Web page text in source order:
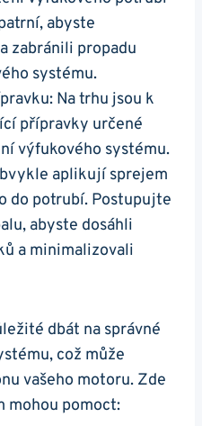
abyste
zabránili ⁢propadu
systému.
Na trhu ⁤jsou⁢ k
⁢přípravky určené
výfukového systému.
aplikují sprejem
do potrubí. ⁢Postupujte
abyste dosáhli
a minimalizovali
dbát na správné
což může
vašeho motoru. Zde
​mohou⁣ pomoct: